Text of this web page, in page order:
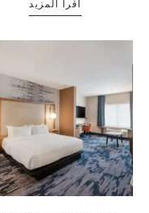
اقرأ المزيد